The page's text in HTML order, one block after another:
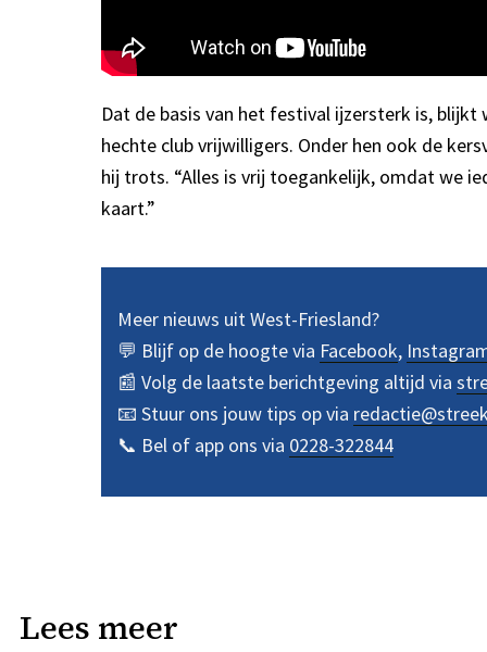
Dat de basis van het festival ijzersterk is,
hechte club vrijwilligers. Onder hen ook de
hij trots. “Alles is vrij toegankelijk, omdat we
kaart.”
Meer nieuws uit West-Friesland?
💬 Blijf op de hoogte via Facebook,
📰 Volg de laatste berichtgeving altijd via
📧 Stuur ons jouw tips op via
📞 Bel of app ons via 0228-322844
Lees meer